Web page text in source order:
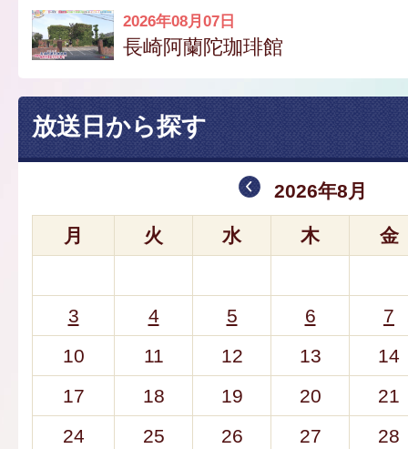
2026年08月07日
長崎阿蘭陀珈琲館
放送日から探す
2026年8月
月 火 水 木 金
3 4 5 6
7
10
11 12 13
14
17
18 19 20
21
24
25 26 27
28